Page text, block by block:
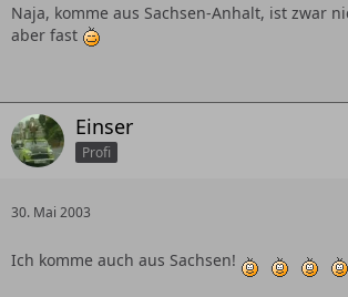
Naja, komme aus Sachsen-Anhalt, ist zwar
aber fast
Einser
Profi
30. Mai 2003
Ich komme auch aus Sachsen!